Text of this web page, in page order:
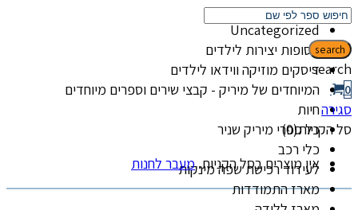
קטגוריות
Uncategorized
אסופות יצירות לילדים
דיסקים מוזיקה ווידאו לילדים
המיוחדים של מיריק - קבצי שירים וספרים מיוחדים
חיות
כל ספרי מיריק שניר
כלי רכב
לעידוד רכישת שפה מינקות
מארז התמודדות
search
search
0
סגירה
סל הקניות(0)
אין מוצרים בסל הקניות. מעבר לחנות